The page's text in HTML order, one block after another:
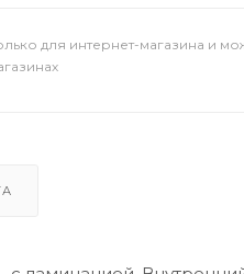
для интернет-магазина и